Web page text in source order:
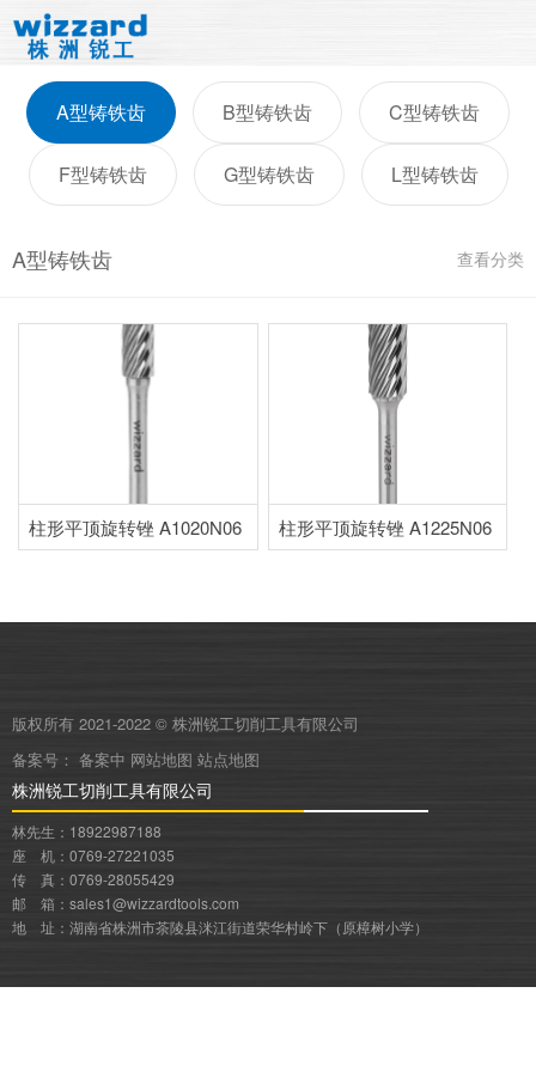
A型铸铁齿 B型铸铁齿 C型铸铁齿
F型铸铁齿 G型铸铁齿 L型铸铁齿
A型铸铁齿 查看分类
柱形平顶旋转锉 A1020N06 柱形平顶旋转锉 A1225N06
版权所有 2021-2022 © 株洲锐工切削工具有限公司
备案号： 备案中 网站地图 站点地图
株洲锐工切削工具有限公司
林先生：18922987188
座 机：0769-27221035
传 真：0769-28055429
邮 箱：sales1@wizzardtools.com
地 址：湖南省株洲市茶陵县洣江街道荣华村岭下（原樟树小学）